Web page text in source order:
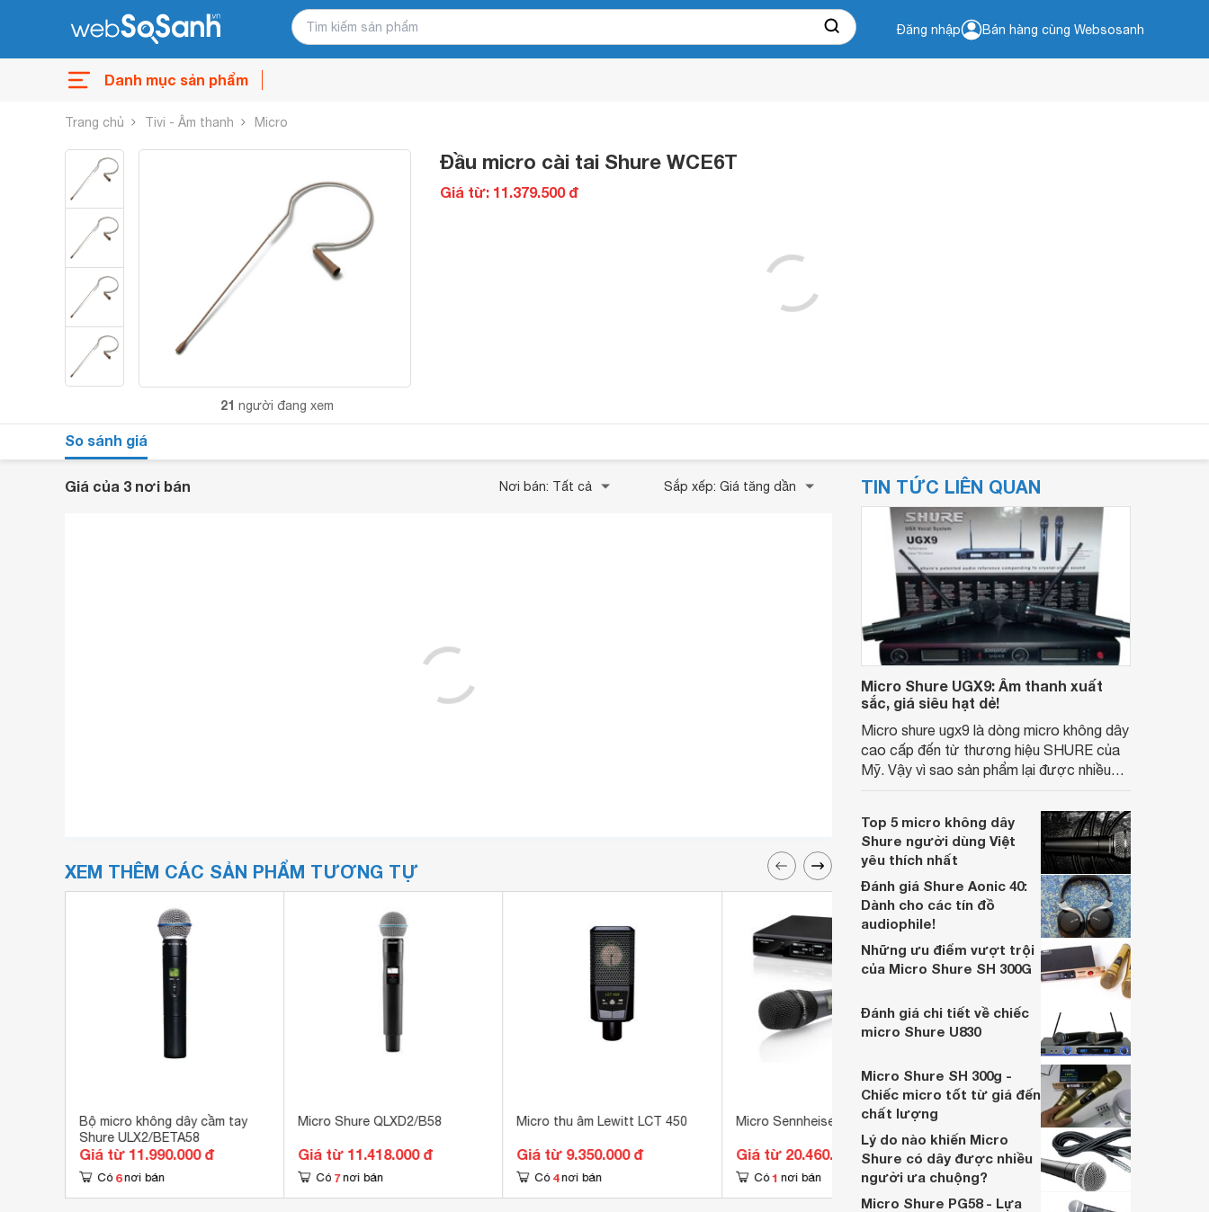
Đăng nhập Bán hàng cùng Websosanh
Danh mục sản phẩm
Trang chủ Tivi - Âm thanh Micro
21 người đang xem
Đầu micro cài tai Shure WCE6T
Giá từ: 11.379.500 đ
So sánh giá
Giá của 3 nơi bán Nơi bán: Tất cả Sắp xếp: Giá tăng dần
XEM THÊM CÁC SẢN PHẨM TƯƠNG TỰ
Bộ micro không dây cầm tay
Shure ULX2/BETA58
Giá từ 11.990.000 đ
Có 6 nơi bán
Micro Shure QLXD2/B58
Giá từ 11.418.000 đ
Có 7 nơi bán
Micro thu âm Lewitt LCT 450
Giá từ 9.350.000 đ
Có 4 nơi bán
Micro Sennheiser EW D1-835S
Giá từ 20.460.000 đ
Có 1 nơi bán
Micro AKG D12 VR
Giá từ 12.430.000 đ
Có
TIN TỨC LIÊN QUAN
Micro Shure UGX9: Âm thanh xuất
sắc, giá siêu hạt dẻ!
Micro shure ugx9 là dòng micro không dây
cao cấp đến từ thương hiệu SHURE của
Mỹ. Vậy vì sao sản phẩm lại được nhiều
chúng ta hãy cùng điểm qua một số nét
đặc điểm nổi bật của micro không dây này
nhé!
Top 5 micro không dây
Shure người dùng Việt
yêu thích nhất
Đánh giá Shure Aonic 40:
Dành cho các tín đồ
audiophile!
Những ưu điểm vượt trội
của Micro Shure SH 300G
Đánh giá chi tiết về chiếc
micro Shure U830
Micro Shure SH 300g -
Chiếc micro tốt từ giá đến
chất lượng
Lý do nào khiến Micro
Shure có dây được nhiều
người ưa chuộng?
Micro Shure PG58 - Lựa